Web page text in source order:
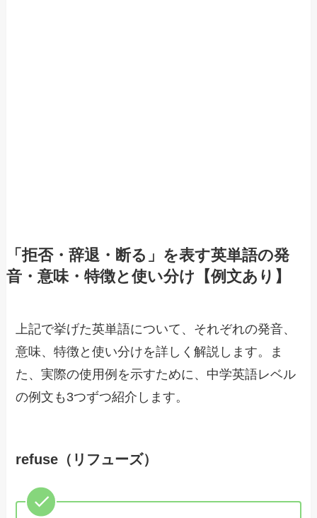
「拒否・辞退・断る」を表す英単語の発
音・意味・特徴と使い分け【例文あり】
上記で挙げた英単語について、それぞれの発音、
意味、特徴と使い分けを詳しく解説します。ま
た、実際の使用例を示すために、中学英語レベル
の例文も3つずつ紹介します。
refuse（リフューズ）